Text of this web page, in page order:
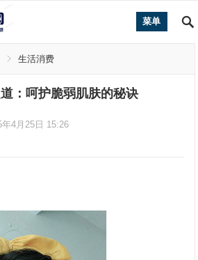
菜单
生活消费
：呵护脆弱肌肤的秘诀
年4月25日 15:26